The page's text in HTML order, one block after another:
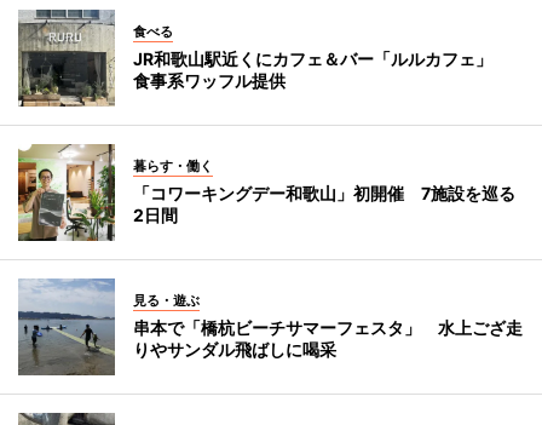
食べる
JR和歌山駅近くにカフェ＆バー「ルルカフェ」
食事系ワッフル提供
暮らす・働く
「コワーキングデー和歌山」初開催 7施設を巡る
2日間
見る・遊ぶ
串本で「橋杭ビーチサマーフェスタ」 水上ござ走
りやサンダル飛ばしに喝采